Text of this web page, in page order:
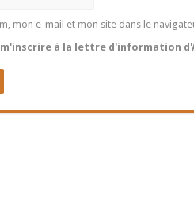
mon e-mail et mon site dans le
à la lettre d'information